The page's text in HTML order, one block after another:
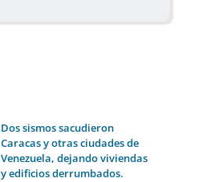
Dos sismos sacudieron
Caracas y otras ciudades de
Venezuela, dejando viviendas
y edificios derrumbados.